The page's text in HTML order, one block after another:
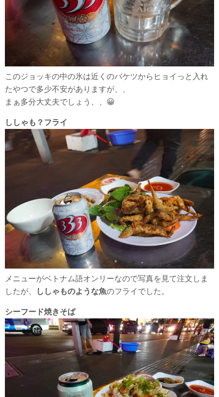
このジョッキの中の氷は近くのバケツからヒョイっと入れ
たやつで多少不安がありますが、、
まぁ多分大丈夫でしょう、、😀
ししゃも？フライ
メニューがベトナム語オンリーなので写真を見て注文しま
したが、
ししゃものような魚のフライでした。
シーフード焼きそば